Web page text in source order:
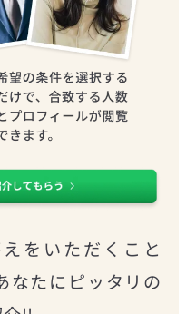
をいただくこと
なたにピッタリの